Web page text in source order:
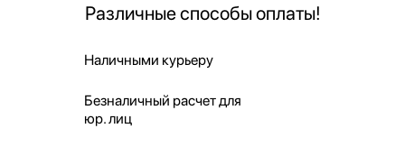
Различные способы оплаты!
Наличными курьеру
Безналичный расчет для
юр. лиц